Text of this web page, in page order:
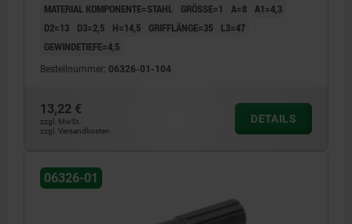
MATERIAL KOMPONENTE=STAHL
GRÖSSE=1 A=8 A1=4,3
D2=13
D3=2,5 H=14,5 GRIFFLÄNGE=35
L3=47
GEWINDETIEFE=4,5
Bestellnummer: 06326-01-104
13,22 €
zzgl. MwSt.
zzgl. Versandkosten
DETAILS
06326-01